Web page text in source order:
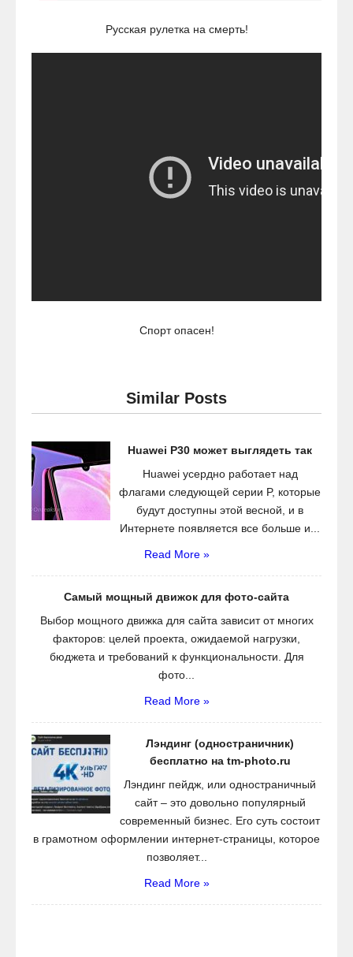
Русская рулетка на смерть!
Спорт опасен!
Similar Posts
Huawei P30 может выглядеть так
Huawei усердно работает над
флагами следующей серии P, которые
будут доступны этой весной, и в
Интернете появляется все больше и...
Read More »
Самый мощный движок для фото-сайта
Выбор мощного движка для сайта зависит от многих
факторов: целей проекта, ожидаемой нагрузки,
бюджета и требований к функциональности. Для
фото...
Read More »
Лэндинг (одностраничник)
бесплатно на tm-photo.ru
Лэндинг пейдж, или одностраничный
сайт – это довольно популярный
современный бизнес. Его суть состоит
в грамотном оформлении интернет-страницы, которое
позволяет...
Read More »